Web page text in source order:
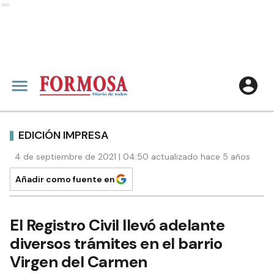
Ads
EDICIÓN IMPRESA
4 de septiembre de 2021 | 04:50 actualizado hace 5 años
Añadir como fuente en
El Registro Civil llevó adelante
diversos trámites en el barrio
Virgen del Carmen